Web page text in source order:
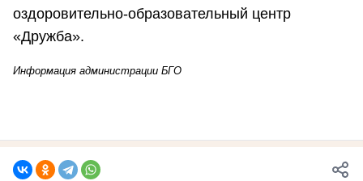
оздоровительно-образовательный центр
«Дружба».
Информация администрации БГО